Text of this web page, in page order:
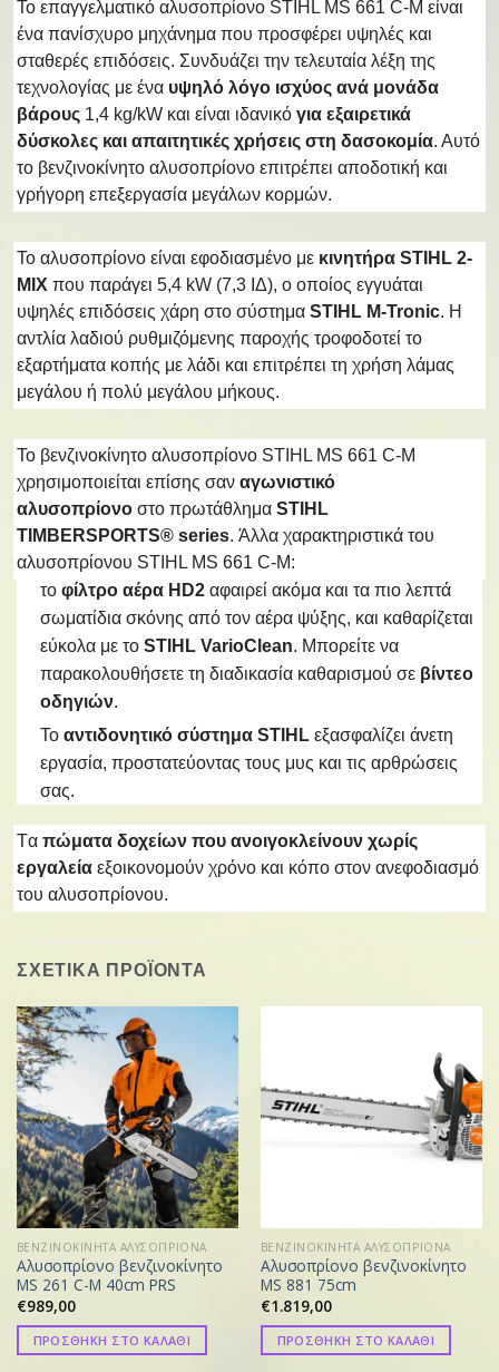
Το επαγγελματικό αλυσοπρίονο STIHL MS 661 C-M είναι
ένα πανίσχυρο μηχάνημα που προσφέρει υψηλές και
σταθερές επιδόσεις. Συνδυάζει την τελευταία λέξη της
τεχνολογίας με ένα υψηλό λόγο ισχύος ανά μονάδα
βάρους 1,4 kg/kW και είναι ιδανικό για εξαιρετικά
δύσκολες και απαιτητικές χρήσεις στη δασοκομία. Αυτό
το βενζινοκίνητο αλυσοπρίονο επιτρέπει αποδοτική και
γρήγορη επεξεργασία μεγάλων κορμών.
Το αλυσοπρίονο είναι εφοδιασμένο με κινητήρα STIHL 2-
MIX που παράγει 5,4 kW (7,3 ΙΔ), ο οποίος εγγυάται
υψηλές επιδόσεις χάρη στο σύστημα STIHL M-Tronic. Η
αντλία λαδιού ρυθμιζόμενης παροχής τροφοδοτεί το
εξαρτήματα κοπής με λάδι και επιτρέπει τη χρήση λάμας
μεγάλου ή πολύ μεγάλου μήκους.
Το βενζινοκίνητο αλυσοπρίονο STIHL MS 661 C-M
χρησιμοποιείται επίσης σαν αγωνιστικό
αλυσοπρίονο στο πρωτάθλημα STIHL
TIMBERSPORTS® series. Άλλα χαρακτηριστικά του
αλυσοπρίονου STIHL MS 661 C-M:
το φίλτρο αέρα HD2 αφαιρεί ακόμα και τα πιο λεπτά
σωματίδια σκόνης από τον αέρα ψύξης, και καθαρίζεται
εύκολα με το STIHL VarioClean. Μπορείτε να
παρακολουθήσετε τη διαδικασία καθαρισμού σε βίντεο
οδηγιών.
Το αντιδονητικό σύστημα STIHL εξασφαλίζει άνετη
εργασία, προστατεύοντας τους μυς και τις αρθρώσεις
σας.
Tα πώματα δοχείων που ανοιγοκλείνουν χωρίς
εργαλεία εξοικονομούν χρόνο και κόπο στον ανεφοδιασμό
του αλυσοπρίονου.
ΣΧΕΤΙΚΑ ΠΡΟΪΟΝΤΑ
ΒΕΝΖΙΝΟΚΙΝΗΤΑ ΑΛΥΣΟΠΡΙΟΝΑ
Αλυσοπρίονο βενζινοκίνητο
MS 261 C-M 40cm PRS
€989,00
ΠΡΟΣΘΗΚΗ ΣΤΟ ΚΑΛΑΘΙ
ΒΕΝΖΙΝΟΚΙΝΗΤΑ ΑΛΥΣΟΠΡΙΟΝΑ
Αλυσοπρίονο βενζινοκίνητο
MS 881 75cm
€1.819,00
ΠΡΟΣΘΗΚΗ ΣΤΟ ΚΑΛΑΘΙ